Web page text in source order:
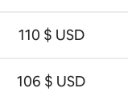
110 $ USD
106 $ USD